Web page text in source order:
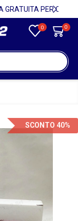
🎁 SPEDIZIONE IN ITALIA GRATUITA PER ORDINI SUPERIORI A 750€ + IVA 🎁
0 0
SCONTO 40%